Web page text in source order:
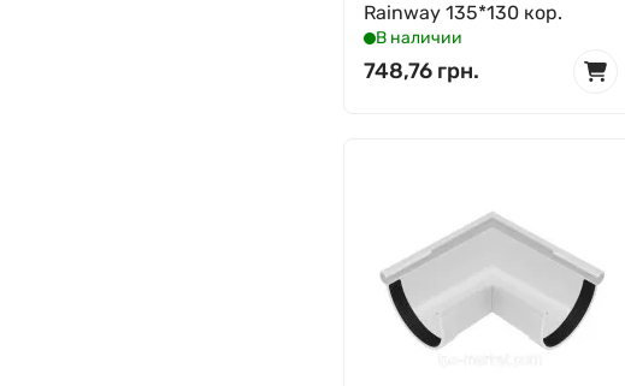
Rainway 135*130 кор.
В наличии
748,76 грн.